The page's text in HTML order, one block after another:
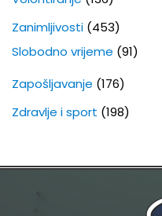
Zanimljivosti (453)
Slobodno vrijeme (91)
Zapošljavanje (176)
Zdravlje i sport (198)